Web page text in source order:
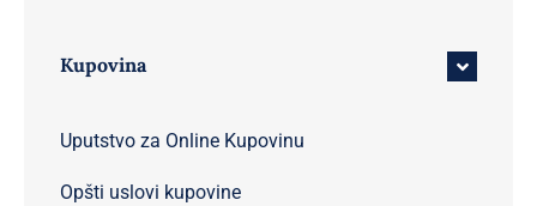
Kupovina
Uputstvo za Online Kupovinu
Opšti uslovi kupovine